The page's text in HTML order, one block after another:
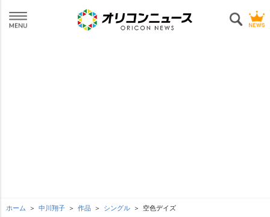
ホーム 中川翔子 作品 シングル 空色デイズ